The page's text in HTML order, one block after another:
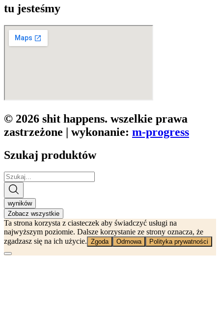
tu jesteśmy
© 2026 shit happens. wszelkie prawa
zastrzeżone | wykonanie: m-progress
Szukaj produktów
Search
...
wyników
Zobacz wszystkie
Ta strona korzysta z ciasteczek aby świadczyć usługi na
najwyższym poziomie. Dalsze korzystanie ze strony oznacza, że
zgadzasz się na ich użycie. Zgoda Odmowa Polityka prywatności